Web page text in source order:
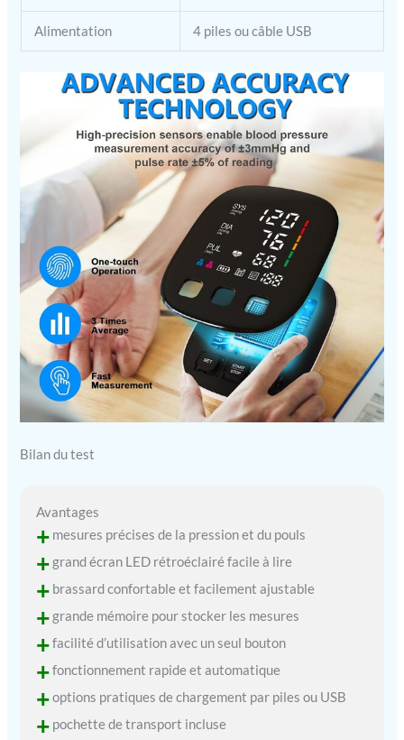
Alimentation 4 piles ou câble USB
Bilan du test
Avantages
+ mesures précises de la pression et du pouls
+ grand écran LED rétroéclairé facile à lire
+ brassard confortable et facilement ajustable
+ grande mémoire pour stocker les mesures
+facilité d’utilisation avec un seul bouton
+fonctionnement rapide et automatique
+options pratiques de chargement par piles ou USB
+ pochette de transport incluse